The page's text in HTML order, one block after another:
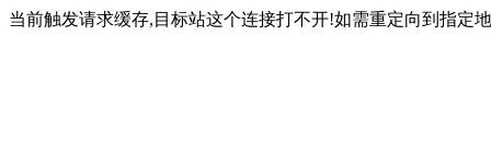
当前触发请求缓存,目标站这个连接打不开!如需重定向到指定